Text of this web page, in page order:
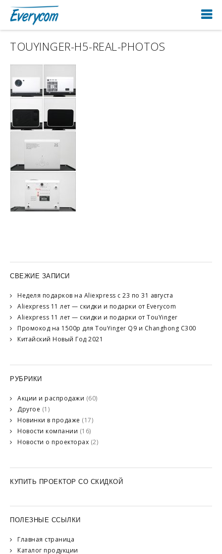
TOUYINGER-H5-REAL-PHOTOS
СВЕЖИЕ ЗАПИСИ
Неделя подарков на Aliexpress с 23 по 31 августа
Aliexpress 11 лет — скидки и подарки от Everycom
Aliexpress 11 лет — скидки и подарки от TouYinger
Промокод на 1500р для TouYinger Q9 и Changhong C300
Китайский Новый Год 2021
РУБРИКИ
Акции и распродажи (60)
Другое (1)
Новинки в продаже (17)
Новости компании (16)
Новости о проекторах (2)
КУПИТЬ ПРОЕКТОР СО СКИДКОЙ
ПОЛЕЗНЫЕ ССЫЛКИ
Главная страница
Каталог продукции